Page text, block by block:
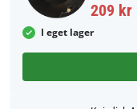
209 kr
I eget lager